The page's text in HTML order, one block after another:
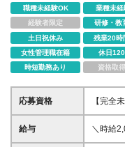
職種未経験OK 業種未
経験者限定
研修・教
土日祝休み
残業20時
女性管理職在籍
休日
時短勤務あり
資格取
応募資格
【完全
未経験
い年齢
給与
＼時給
能／ ◆